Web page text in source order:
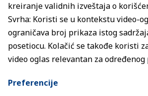
kreiranje validnih izveštaja o
Svrha: Koristi se u kontekstu video-
ograničava broj prikaza istog
posetiocu. Kolačić se takođe koristi
video oglas relevantan za određenog
Preferencije